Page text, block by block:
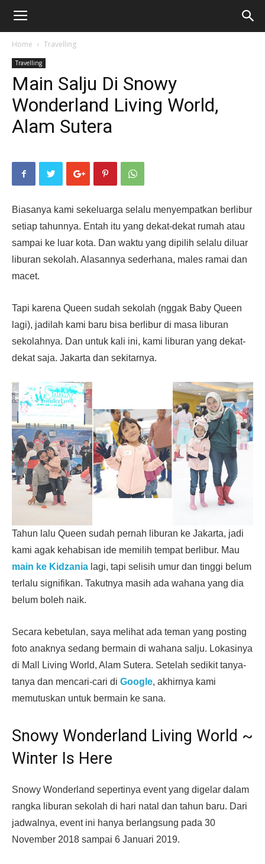
Home Travelling
Travelling
Main Salju Di Snowy
Wonderland Living World,
Alam Sutera
Biasanya kami sekeluarga selalu menyempatkan berlibur
setiap tahunnya. Entah itu yang dekat-dekat rumah atau
sampai ke luar kota. Dan waktu yang dipilih selalu diluar
liburan sekolah. Alasannya sederhana, males ramai dan
macet.
Tapi karena Queen sudah sekolah (nggak Baby Queen
lagi), jadilah kami baru bisa berlibur di masa liburan
sekolahnya. Dan untuk kali ini, kami liburan yang dekat-
dekat saja. Jakarta dan sekitarnya.
Tahun lalu Queen sudah pernah liburan ke Jakarta, jadi
kami agak kehabisan ide memilih tempat berlibur. Mau
main ke Kidzania lagi, tapi selisih umur dan tinggi belum
terlalu signifikan. Takutnya masih ada wahana yang dia
belum boleh naik.
Secara kebetulan, saya melihat ada teman yang posting
foto anaknya sedang bermain di wahana salju. Lokasinya
di Mall Living World, Alam Sutera. Setelah sedikit tanya-
tanya dan mencari-cari di Google, akhirnya kami
memutuskan untuk bermain ke sana.
Snowy Wonderland Living World ~
Winter Is Here
Snowy Wonderland sepertinya event yang digelar dalam
rangka liburan sekolah di hari natal dan tahun baru. Dari
jadwalnya, event ini hanya berlangsung pada 30
November 2018 sampai 6 Januari 2019.